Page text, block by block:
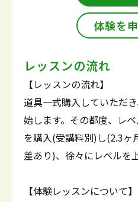
体験を
レッスンの流れ
【レッスンの流れ】
道具一式購入していただ
始します。その都度、レ
を購入(受講料別)し(2.3ヶ
差あり)、徐々にレベルを
【体験レッスンについて】